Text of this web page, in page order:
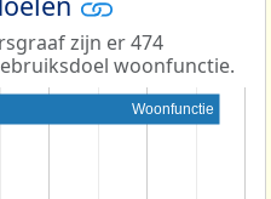
zijn er 474
woonfunctie.
Woonfunctie